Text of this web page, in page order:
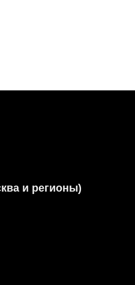
и регионы)